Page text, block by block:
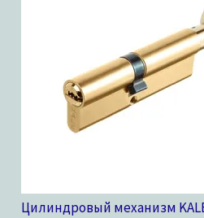
Цилиндровый механизм